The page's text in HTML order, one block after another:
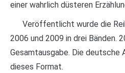
einer wahrlich düsteren
Veröffentlicht wurde die
2006 und 2009 in drei Bänden.
Gesamtausgabe. Die deutsche
dieses Format.